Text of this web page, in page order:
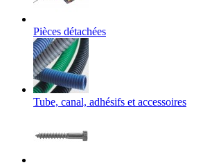
Pièces détachées
Tube, canal, adhésifs et accessoires